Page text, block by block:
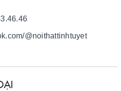
@noithattinhtuyet